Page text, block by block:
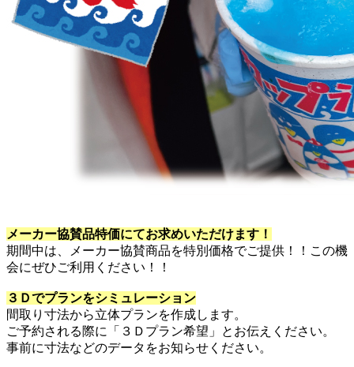
メーカー協賛品特価にてお求めいただけます！
期間中は、メーカー協賛商品を特別価格でご提供！！この機
会にぜひご利用ください！！
３Ｄでプランをシミュレーション
間取り寸法から立体プランを作成します。
ご予約される際に「３Ｄプラン希望」とお伝えください。
事前に寸法などのデータをお知らせください。